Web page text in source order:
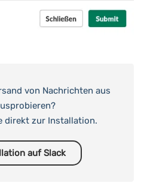
von Nachrichten aus
direkt zur Installation.
auf Slack